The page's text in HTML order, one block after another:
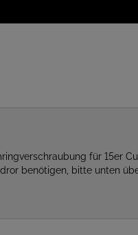
für 15er
benötigen, bitte unten